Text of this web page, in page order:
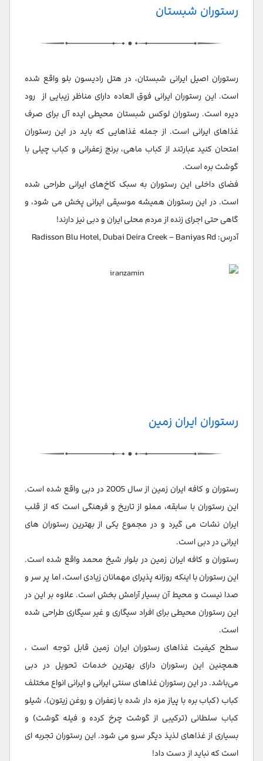
رستوران شبستان
رستوران اصیل ایرانی شبستان، در هتل رادیسون بلو واقع شده
است. این رستوران ایرانی فوق العاده دارای مناظر زیبایی از رود
دیره است. رستوران لوکس شبستان محیطی ایده آل برای صرف
غذاهای ایرانی است. از جمله غذاهایی که باید در این رستوران
امتحان کنید عبارتند از کباب ماهی، برنج زعفرانی و کباب چیلی با
گوشت بره است.
فضای داخلی این رستوران به سبک کاخ‌های ایرانی طراحی شده
است. در این رستوران همیشه موسیقی ایرانی پخش می شود، و
گاهی حتی اجرای زنده از مردم محلی ایران و دبی نیز دارند!
آدرس: Radisson Blu Hotel, Dubai Deira Creek – Baniyas Rd
رستوران ایران زمین
رستوران و کافه ایران زمین از سال 2005 در دبی واقع شده است.
این رستوران با سابقه، مملو از تاریخ و فرهنگی است که از قلب
ایران نشات می گیرد و در مجموع یکی از بهترین رستوران های
ایرانی در دبی است.
رستوران و کافه ایران زمین در بلوار شیخ محمد واقع شده است.
این رستوران با اینکه روزانه پذیرای مهمانان زیادی است، اما پر سر و
صدا نیست و محیط آن بسیار آرامش بخش است. علاوه بر این در
این رستوران محیطی برای افراد سیگاری و غیر سیگاری طراحی شده
است.
سطح کیفیت غذاهای رستوران ایران زمین قابل توجه است ،
همچنین این رستوران دارای بهترین خدمات تحویل در دبی
می‌باشد. در این رستوران غذاهای سنتی ایرانی و ایرانی انواع مختلف
کباب (کباب بره با پیاز مزه دار شده با زعفران و روغن زیتون)، شیلو
کباب سلطانی (ترکیبی از گوشت چرخ کرده و فیله گوشت) و
بسیاری از غذاهای لذیذ دیگر سرو می شود. این رستوران تجربه ای
است که نباید از دست داد!